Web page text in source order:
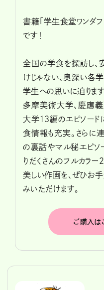
書籍「学生食堂ワンダ
です！
全国の学食を探訪し、
けじゃない、奥深い各
学生への思いに迫ります
多摩美術大学、慶應
大学13編のエピソード
食情報も充実。さらに
の裏話やマル秘エピソ
りだくさんのフルカラ
美しい作画を、ぜひお
みいただけます。
ご購入は